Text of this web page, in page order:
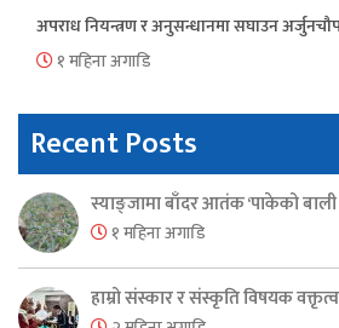
अपराध नियन्त्रण र अनुसन्धानमा सघाउन
१ महिना अगाडि
Recent Posts
स्याङ्जामा बाँदर आतंक ‘पाकेको बाली
१ महिना अगाडि
हाम्रो संस्कार र संस्कृति विषयक